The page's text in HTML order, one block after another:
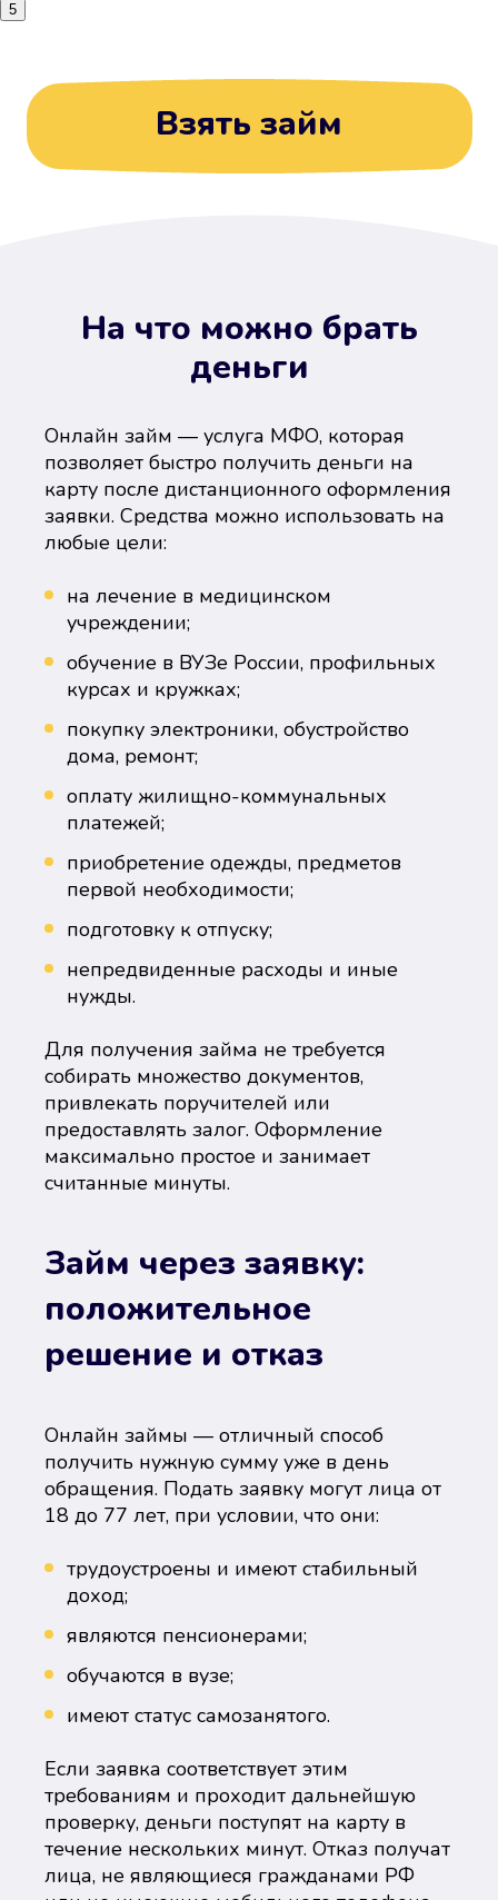
5
Взять займ
На что можно брать
деньги
Онлайн займ — услуга МФО, которая
позволяет быстро получить деньги на
карту после дистанционного оформления
заявки. Средства можно использовать на
любые цели:
на лечение в медицинском
учреждении;
обучение в ВУЗе России, профильных
курсах и кружках;
покупку электроники, обустройство
дома, ремонт;
оплату жилищно-коммунальных
платежей;
приобретение одежды, предметов
первой необходимости;
подготовку к отпуску;
непредвиденные расходы и иные
нужды.
Для получения займа не требуется
собирать множество документов,
привлекать поручителей или
предоставлять залог. Оформление
максимально простое и занимает
считанные минуты.
Займ через заявку:
положительное
решение и отказ
Онлайн займы — отличный способ
получить нужную сумму уже в день
обращения. Подать заявку могут лица от
18 до 77 лет, при условии, что они:
трудоустроены и имеют стабильный
доход;
являются пенсионерами;
обучаются в вузе;
имеют статус самозанятого.
Если заявка соответствует этим
требованиям и проходит дальнейшую
проверку, деньги поступят на карту в
течение нескольких минут. Отказ получат
лица, не являющиеся гражданами РФ